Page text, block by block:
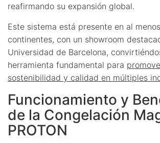
reafirmando su expansión global.
Este sistema está presente en al
continentes, con un showroom
Universidad de Barcelona,
herramienta fundamental para
sostenibilidad y calidad en múltiples
Funcionamiento y
de la Congelación
PROTON